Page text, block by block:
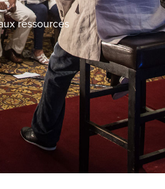
ressources